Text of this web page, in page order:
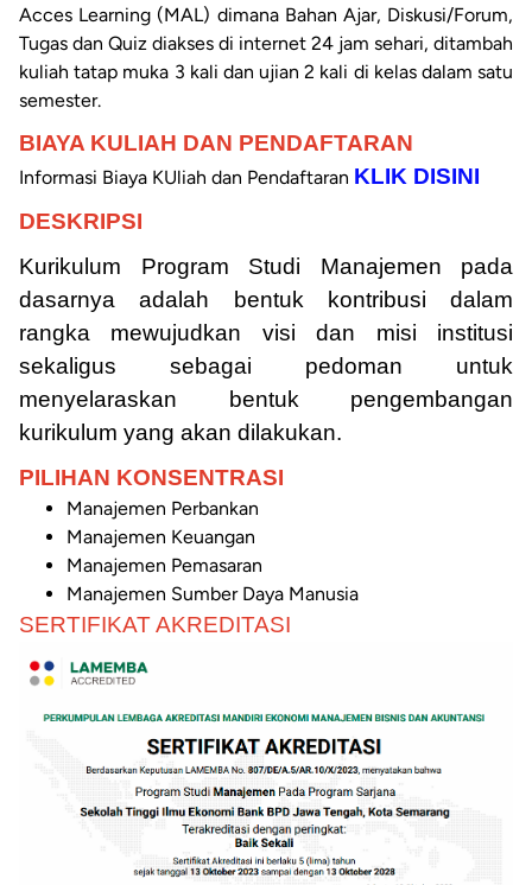
Acces Learning (MAL) dimana Bahan Ajar, Diskusi/Forum,
Tugas dan Quiz diakses di internet 24 jam sehari, ditambah
kuliah tatap muka 3 kali dan ujian 2 kali di kelas dalam satu
semester.
BIAYA KULIAH DAN PENDAFTARAN
Informasi Biaya KUliah dan Pendaftaran KLIK DISINI
DESKRIPSI
Kurikulum Program Studi Manajemen pada
dasarnya adalah bentuk kontribusi dalam
rangka mewujudkan visi dan misi institusi
sekaligus sebagai pedoman untuk
menyelaraskan bentuk pengembangan
kurikulum yang akan dilakukan.
PILIHAN KONSENTRASI
Manajemen Perbankan
Manajemen Keuangan
Manajemen Pemasaran
Manajemen Sumber Daya Manusia
SERTIFIKAT AKREDITASI